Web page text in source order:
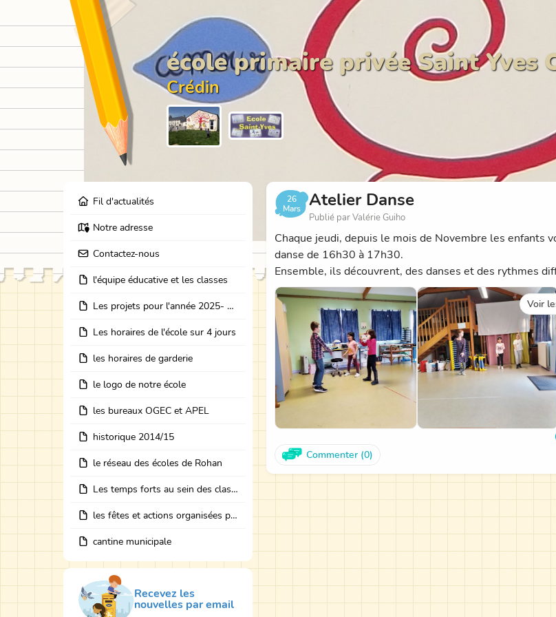
école primaire privée Saint Yves
Crédin
Fil d'actualités
Notre adresse
Contactez-nous
l'équipe éducative et les classes
Les projets pour l'année 2025- 2026: école dehors, journées partage des classes, et coopération avec les résidents de l'EHPAD
Les horaires de l'école sur 4 jours
les horaires de garderie
le logo de notre école
les bureaux OGEC et APEL
historique 2014/15
le réseau des écoles de Rohan
Les temps forts au sein des classes avec des intervenants
les fêtes et actions organisées par les bureaux
cantine municipale
Recevez les
nouvelles par email
26
Mars
Atelier Danse
Publié par Valérie Guiho
Chaque jeudi, depuis le mois de Novembre les enfants
danse de 16h30 à 17h30.
Ensemble, ils découvrent, des danses et des rythmes
Voir
Commenter (0)